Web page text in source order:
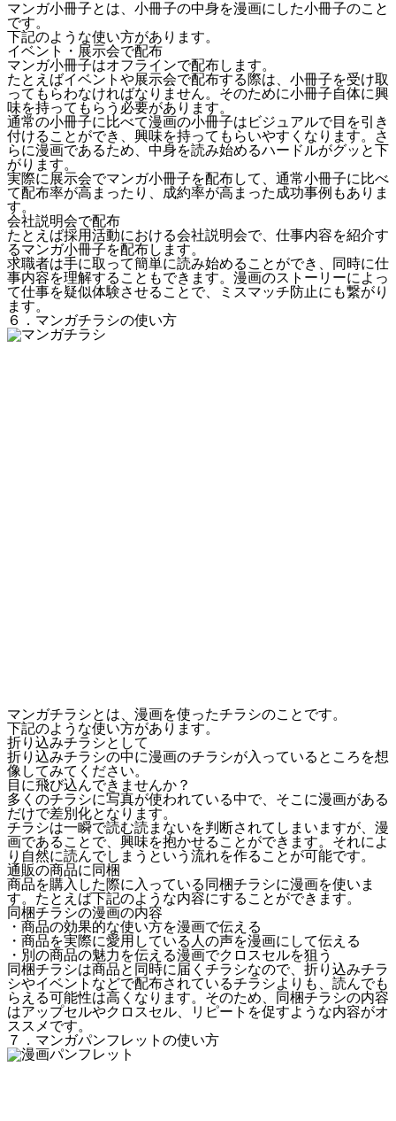
マンガ小冊子とは、小冊子の中身を漫画にした小冊子のこと
です。
下記のような使い方があります。
イベント・展示会で配布
マンガ小冊子はオフラインで配布します。
たとえばイベントや展示会で配布する際は、小冊子を受け取
ってもらわなければなりません。そのために小冊子自体に興
味を持ってもらう必要があります。
通常の小冊子に比べて漫画の小冊子はビジュアルで目を引き
付けることができ、興味を持ってもらいやすくなります。さ
らに漫画であるため、中身を読み始めるハードルがグッと下
がります。
実際に展示会でマンガ小冊子を配布して、 通常小冊子に比べ
て配布率が高まったり、成約率が高まった成功事例 もありま
す。
会社説明会で配布
たとえば採用活動における会社説明会で、仕事内容を紹介す
るマンガ小冊子を配布します。
求職者は手に取って簡単に読み始めることができ、同時に仕
事内容を理解することもできます。漫画のストーリーによっ
て仕事を疑似体験させることで、ミスマッチ防止にも繋がり
ます。
６．マンガチラシの使い方
マンガチラシとは、漫画を使ったチラシのことです。
下記のような使い方があります。
折り込みチラシとして
折り込みチラシの中に漫画のチラシが入っているところを想
像してみてください。
目に飛び込んできませんか？
多くのチラシに写真が使われている中で、そこに漫画がある
だけで差別化となります。
チラシは一瞬で読む読まないを判断されてしまいますが、漫
画であることで、興味を抱かせることができます。それによ
り 自然に読んでしまうという流れを作ることが可能です。
通販の商品に同梱
商品を購入した際に入っている同梱チラシに漫画を使いま
す。たとえば下記のような内容にすることができます。
同梱チラシの漫画の内容
・商品の効果的な使い方を漫画で伝える
・商品を実際に愛用している人の声を漫画にして伝える
・別の商品の魅力を伝える漫画でクロスセルを狙う
同梱チラシは商品と同時に届くチラシなので、折り込みチラ
シやイベントなどで配布されているチラシよりも、読んでも
らえる可能性は高くなります。そのため、
同梱チラシの内容
はアップセルやクロスセル、リピートを促すような内容がオ
ススメ です。
７．マンガパンフレットの使い方